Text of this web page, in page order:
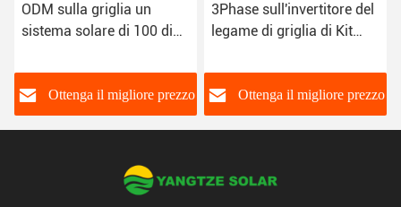
ODM sulla griglia un
sistema solare di 100 di
dell'invertitore
Ottenga il migliore prezzo
3Phase sull'invertitore del
legame di griglia di Kit
solare di griglia
Ottenga il migliore prezzo